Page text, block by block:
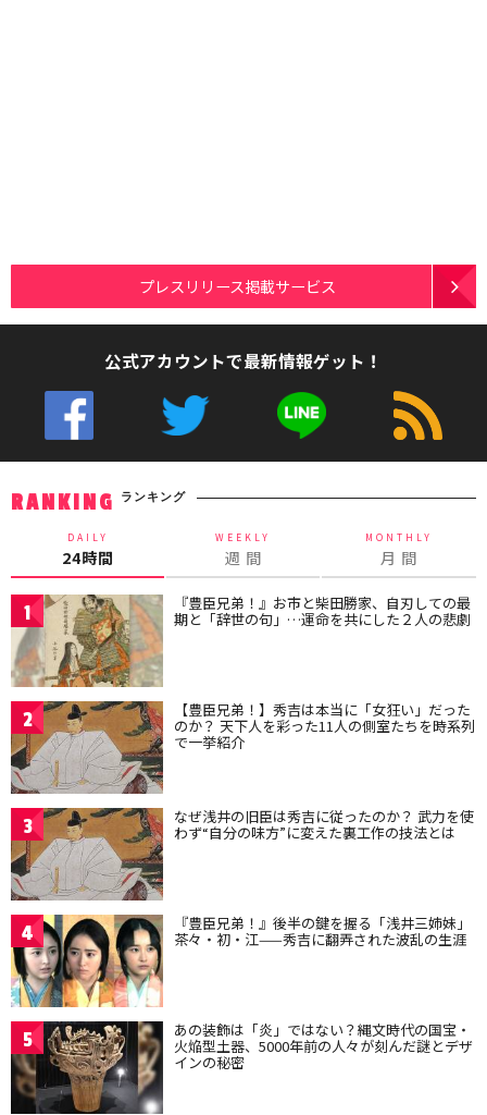
プレスリリース掲載サービス
公式アカウントで最新情報ゲット！
RANKING ランキング
DAILY
24時間
WEEKLY
週 間
MONTHLY
月 間
1 『豊臣兄弟！』お市と柴田勝家、自刃しての最
期と「辞世の句」…運命を共にした２人の悲劇
2 【豊臣兄弟！】秀吉は本当に「女狂い」だった
のか？ 天下人を彩った11人の側室たちを時系列
で一挙紹介
3 なぜ浅井の旧臣は秀吉に従ったのか？ 武力を使
わず“自分の味方”に変えた裏工作の技法とは
4 『豊臣兄弟！』後半の鍵を握る「浅井三姉妹」
茶々・初・江——秀吉に翻弄された波乱の生涯
5 あの装飾は「炎」ではない？縄文時代の国宝・
火焔型土器、5000年前の人々が刻んだ謎とデザ
インの秘密